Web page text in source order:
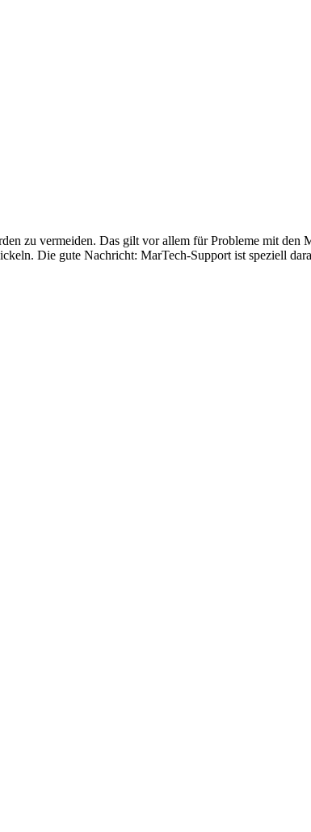
zu vermeiden. Das gilt vor allem für Probleme mit den
Die gute Nachricht: MarTech-Support ist speziell